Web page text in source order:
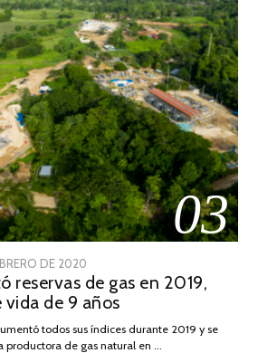
03
DE 2020
DE
JULIO
2025
reservas de gas en 2019,
de 9 años
todos sus índices durante 2019 y se
de gas natural en …